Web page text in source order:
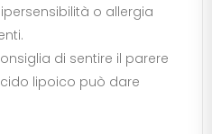
o allergia
di sentire il parere
lipoico può dare